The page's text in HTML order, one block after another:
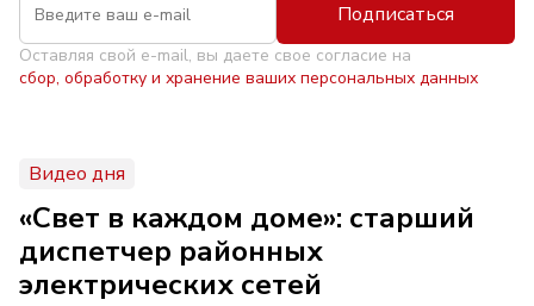
Подписаться
Оставляя свой e-mail, вы даете свое согласие на
сбор, обработку и хранение ваших персональных данных
Видео дня
«Свет в каждом доме»: старший
диспетчер районных
электрических сетей